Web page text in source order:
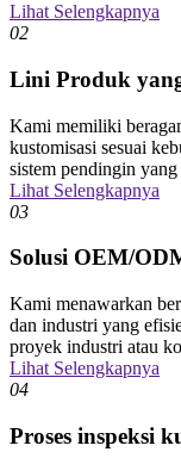
Lihat Selengkapnya
02
Lini Produk
Kami memiliki
kustomisasi sesuai
sistem pendingin
Lihat Selengkapnya
03
Solusi OEM/
Kami menawarkan
dan industri yang
proyek industri atau
Lihat Selengkapnya
04
Proses inspeksi